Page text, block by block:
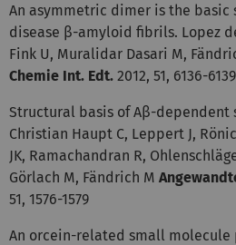
An asymmetric dimer is the
disease β-amyloid fibrils. Lopez
Fink U, Muralidar Dasari M,
Chemie Int. Edt. 2012, 51, 6136-6139
Structural basis of Aβ-dependent
Christian Haupt C, Leppert J,
JK, Ramachandran R,
Görlach M, Fändrich M
51, 1576-1579
An orcein-related small molecule